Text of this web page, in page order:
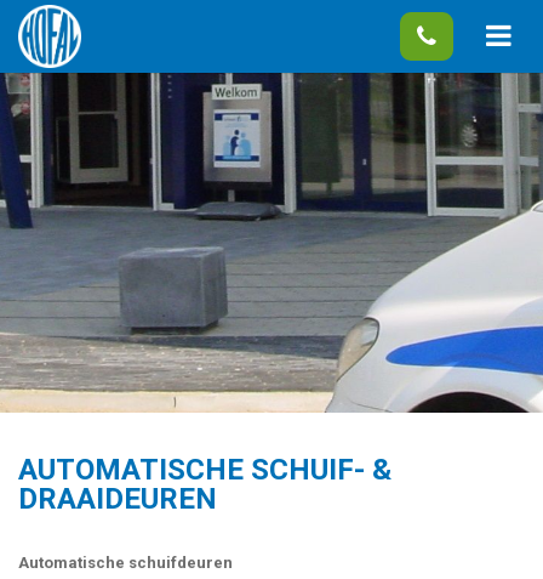
AUTOMATISCHE SCHUIF- &
DRAAIDEUREN
Automatische schuifdeuren